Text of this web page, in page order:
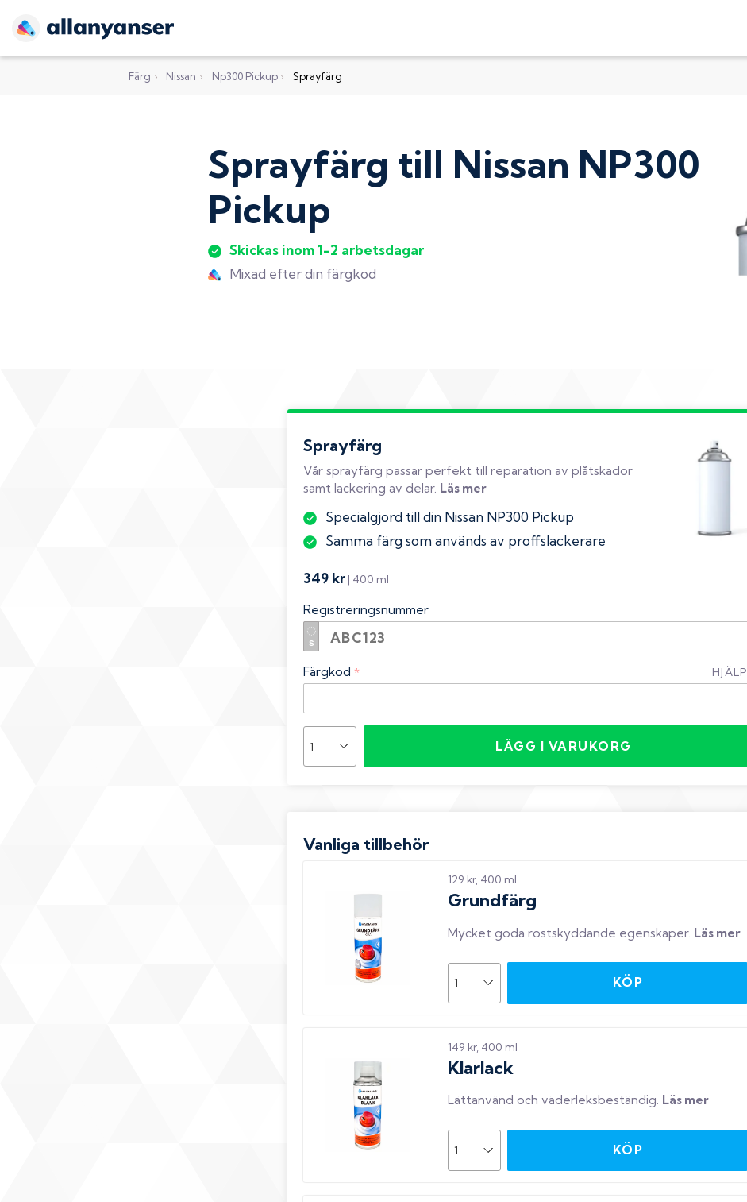
Färg › Nissan › Np300 Pickup › Sprayfärg
Sprayfärg till Nissan NP300
Pickup
Skickas inom 1-2 arbetsdagar
Mixad efter din färgkod
Sprayfärg
Vår sprayfärg passar perfekt till reparation av plåtskador
samt lackering av delar. Läs mer
Specialgjord till din Nissan NP300 Pickup
Samma färg som används av proffslackerare
349 kr | 400 ml
Registreringsnummer
Färgkod * HJÄLP
LÄGG I VARUKORG
Vanliga tillbehör
129 kr, 400 ml
Grundfärg
Mycket goda rostskyddande egenskaper. Läs mer
KÖP
149 kr, 400 ml
Klarlack
Lättanvänd och väderleksbeständig. Läs mer
KÖP